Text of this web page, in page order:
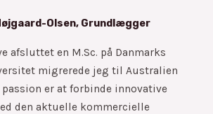
Olsen, Grundlægger
afsluttet en M.Sc. på Danmarks
migrerede jeg til Australien
er at forbinde innovative
den aktuelle kommercielle